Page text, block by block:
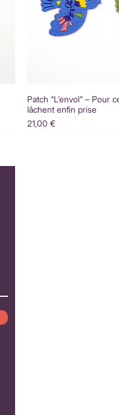
Patch “L’envol” – Pour
lâchent enfin prise
Prix
21,00 €